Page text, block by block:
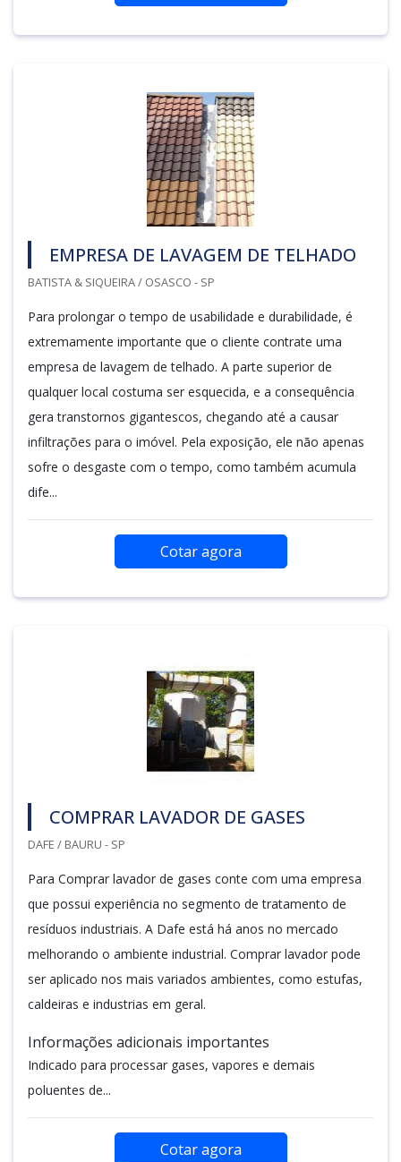
EMPRESA DE LAVAGEM DE TELHADO
BATISTA & SIQUEIRA / OSASCO - SP
Para prolongar o tempo de usabilidade e durabilidade, é
extremamente importante que o cliente contrate uma
empresa de lavagem de telhado. A parte superior de
qualquer local costuma ser esquecida, e a consequência
gera transtornos gigantescos, chegando até a causar
infiltrações para o imóvel. Pela exposição, ele não apenas
sofre o desgaste com o tempo, como também acumula
dife...
Cotar agora
COMPRAR LAVADOR DE GASES
DAFE / BAURU - SP
Para Comprar lavador de gases conte com uma empresa
que possui experiência no segmento de tratamento de
resíduos industriais. A Dafe está há anos no mercado
melhorando o ambiente industrial. Comprar lavador pode
ser aplicado nos mais variados ambientes, como estufas,
caldeiras e industrias em geral.
Informações adicionais importantes
Indicado para processar gases, vapores e demais
poluentes de...
Cotar agora